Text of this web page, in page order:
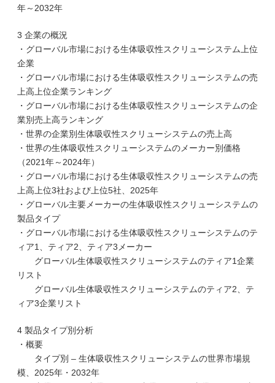
年～2032年
3 企業の概況
・グローバル市場における生体吸収性スクリューシステム上位
企業
・グローバル市場における生体吸収性スクリューシステムの売
上高上位企業ランキング
・グローバル市場における生体吸収性スクリューシステムの企
業別売上高ランキング
・世界の企業別生体吸収性スクリューシステムの売上高
・世界の生体吸収性スクリューシステムのメーカー別価格
（2021年～2024年）
・グローバル市場における生体吸収性スクリューシステムの売
上高上位3社および上位5社、2025年
・グローバル主要メーカーの生体吸収性スクリューシステムの
製品タイプ
・グローバル市場における生体吸収性スクリューシステムのテ
ィア1、ティア2、ティア3メーカー
グローバル生体吸収性スクリューシステムのティア1企業
リスト
グローバル生体吸収性スクリューシステムのティア2、テ
ィア3企業リスト
4 製品タイプ別分析
・概要
タイプ別 – 生体吸収性スクリューシステムの世界市場規
模、2025年・2032年